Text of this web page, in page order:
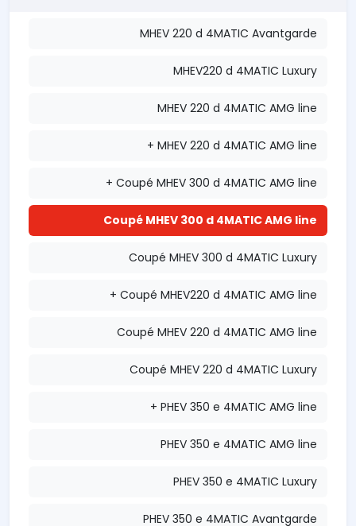
MHEV 220 d 4MATIC Avantgarde
MHEV220 d 4MATIC Luxury
MHEV 220 d 4MATIC AMG line
MHEV 220 d 4MATIC AMG line +
Coupé MHEV 300 d 4MATIC AMG line +
Coupé MHEV 300 d 4MATIC AMG line
Coupé MHEV 300 d 4MATIC Luxury
Coupé MHEV220 d 4MATIC AMG line +
Coupé MHEV 220 d 4MATIC AMG line
Coupé MHEV 220 d 4MATIC Luxury
PHEV 350 e 4MATIC AMG line +
PHEV 350 e 4MATIC AMG line
PHEV 350 e 4MATIC Luxury
PHEV 350 e 4MATIC Avantgarde